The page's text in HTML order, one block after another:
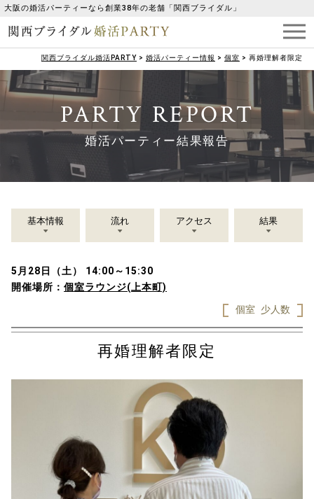
大阪の婚活パーティーなら創業38年の老舗「関西ブライダル」
関西ブライダル婚活PARTY > 婚活パーティー情報 > 個室 > 再婚理解者限定
PARTY REPORT
婚活パーティー結果報告
基本情報 流れ アクセス 結果
5月28日（土） 14:00～15:30
開催場所： 個室ラウンジ(上本町)
個室
少人数
再婚理解者限定